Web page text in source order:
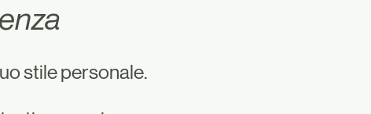
stile personale.